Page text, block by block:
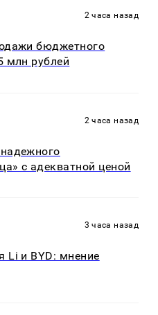
2 часа назад
бюджетного
млн рублей
2 часа назад
с адекватной ценой
3 часа назад
Li и BYD: мнение